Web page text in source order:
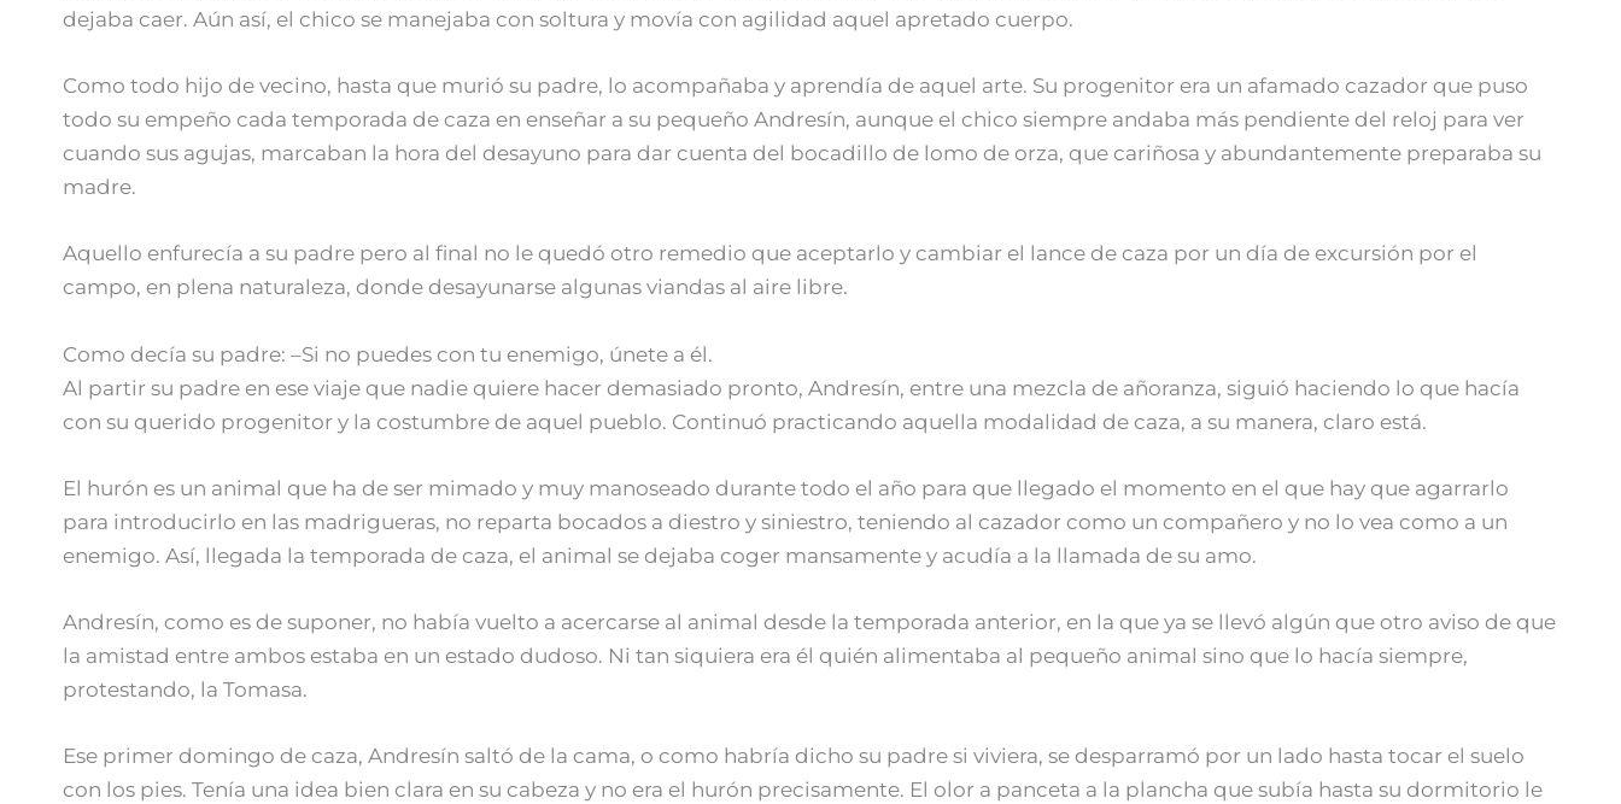
dejaba caer. Aún así, el chico se manejaba con soltura y movía con agilidad aquel apretado cuerpo.
Como todo hijo de vecino, hasta que murió su padre, lo acompañaba y aprendía de aquel arte. Su progenitor era un afamado cazador que puso
todo su empeño cada temporada de caza en enseñar a su pequeño Andresín, aunque el chico siempre andaba más pendiente del reloj para ver
cuando sus agujas, marcaban la hora del desayuno para dar cuenta del bocadillo de lomo de orza, que cariñosa y abundantemente preparaba su
madre.
Aquello enfurecía a su padre pero al final no le quedó otro remedio que aceptarlo y cambiar el lance de caza por un día de excursión por el
campo, en plena naturaleza, donde desayunarse algunas viandas al aire libre.
Como decía su padre: –Si no puedes con tu enemigo, únete a él.
Al partir su padre en ese viaje que nadie quiere hacer demasiado pronto, Andresín, entre una mezcla de añoranza, siguió haciendo lo que hacía
con su querido progenitor y la costumbre de aquel pueblo. Continuó practicando aquella modalidad de caza, a su manera, claro está.
El hurón es un animal que ha de ser mimado y muy manoseado durante todo el año para que llegado el momento en el que hay que agarrarlo
para introducirlo en las madrigueras, no reparta bocados a diestro y siniestro, teniendo al cazador como un compañero y no lo vea como a un
enemigo. Así, llegada la temporada de caza, el animal se dejaba coger mansamente y acudía a la llamada de su amo.
Andresín, como es de suponer, no había vuelto a acercarse al animal desde la temporada anterior, en la que ya se llevó algún que otro aviso de que
la amistad entre ambos estaba en un estado dudoso. Ni tan siquiera era él quién alimentaba al pequeño animal sino que lo hacía siempre,
protestando, la Tomasa.
Ese primer domingo de caza, Andresín saltó de la cama, o como habría dicho su padre si viviera, se desparramó por un lado hasta tocar el suelo
con los pies. Tenía una idea bien clara en su cabeza y no era el hurón precisamente. El olor a panceta a la plancha que subía hasta su dormitorio le